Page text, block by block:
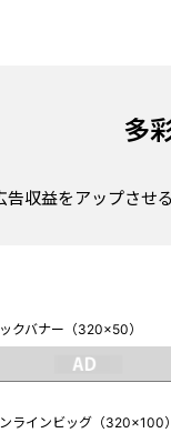
多
告収益をアップさせる
クバナー（320×50）
ラインビッグ（320×100）